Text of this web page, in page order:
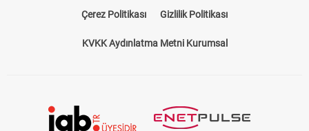
Çerez Politikası Gizlilik Politikası
KVKK Aydınlatma Metni Kurumsal